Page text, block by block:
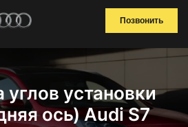
Позвонить
углов установки
ось) Audi S7